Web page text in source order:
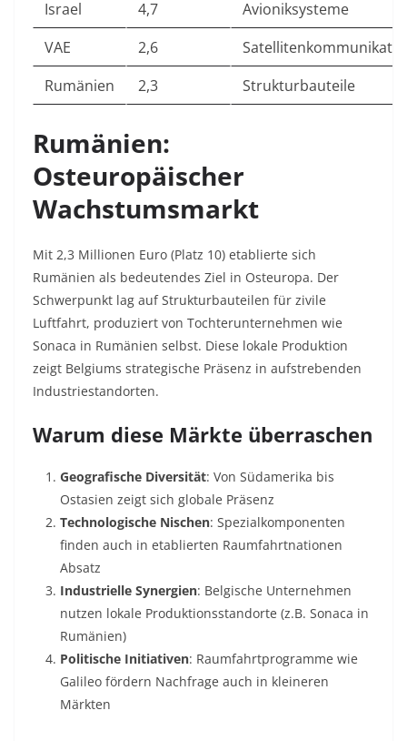
Israel 4,7
Avioniksysteme
VAE
2,6
Rumänien
2,3 Strukturbauteile
Rumänien:
Osteuropäischer
Wachstumsmarkt
Mit 2,3 Millionen Euro (Platz 10) etablierte sich
Rumänien als bedeutendes Ziel in Osteuropa. Der
Schwerpunkt lag auf Strukturbauteilen für zivile
Luftfahrt, produziert von Tochterunternehmen wie
Sonaca in Rumänien selbst. Diese lokale Produktion
zeigt Belgiums strategische Präsenz in aufstrebenden
Industriestandorten.
Warum diese Märkte überraschen
Geografische Diversität: Von Südamerika bis
Ostasien zeigt sich globale Präsenz
Technologische Nischen: Spezialkomponenten
finden auch in etablierten Raumfahrtnationen
Absatz
Industrielle Synergien: Belgische Unternehmen
nutzen lokale Produktionsstandorte (z.B. Sonaca in
Rumänien)
Politische Initiativen: Raumfahrtprogramme wie
Galileo fördern Nachfrage auch in kleineren
Märkten